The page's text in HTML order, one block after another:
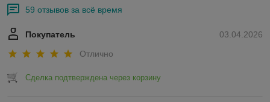
59 отзывов за всё время
03.04.2026
Покупатель
Отлично
Сделка подтверждена через корзину